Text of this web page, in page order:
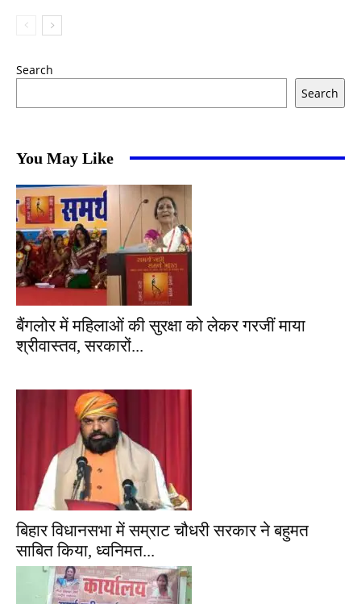
Search
Search
You May Like
बैंगलोर में महिलाओं की सुरक्षा को लेकर गरजीं माया
श्रीवास्तव, सरकारों...
बिहार विधानसभा में सम्राट चौधरी सरकार ने बहुमत
साबित किया, ध्वनिमत...